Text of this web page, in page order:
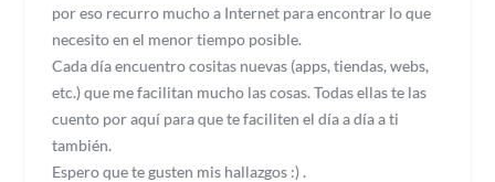
por eso recurro mucho a Internet para encontrar lo que
necesito en el menor tiempo posible.
Cada día encuentro cositas nuevas (apps, tiendas, webs,
etc.) que me facilitan mucho las cosas. Todas ellas te las
cuento por aquí para que te faciliten el día a día a ti
también.
Espero que te gusten mis hallazgos :) .